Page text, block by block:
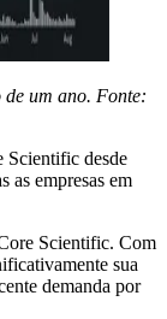
de um ano. Fonte:
Scientific desde
as empresas em
Scientific. Com
sua
demanda por